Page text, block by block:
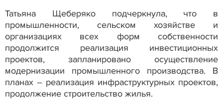
Татьяна Щеберяко подчеркнула, что в
промышленности, сельском хозяйстве и
организациях всех форм собственности
продолжится реализация инвестиционных
проектов, запланировано осуществление
модернизации промышленного производства. В
планах – реализация инфраструктурных проектов,
продолжение строительство жилья.